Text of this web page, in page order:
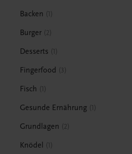
Backen 1
Burger 2
Desserts 1
Fingerfood 3
Fisch 1
Gesunde Ernährung 1
Grundlagen 2
Knödel 1